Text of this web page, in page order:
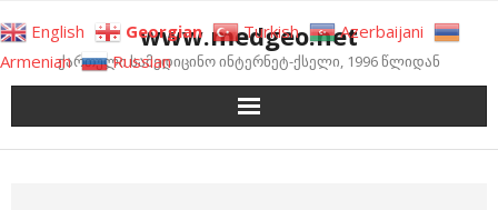
to
content
www.medgeo.net
ქართული სამედიცინო ინტერნეტ-ქსელი, 1996 წლიდან
English Georgian Turkish
Azerbaijani
Armenian
Russian